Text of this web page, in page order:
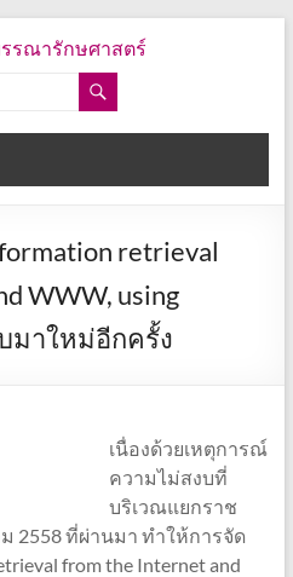
าสตร์
retrieval
WWW, using
มาใหม่อีกครั้ง
เนื่องด้วยเหตุการณ์
ความไม่สงบที่
บริเวณแยกราช
2558 ที่ผ่านมา ทำให้การจัด
from the Internet and